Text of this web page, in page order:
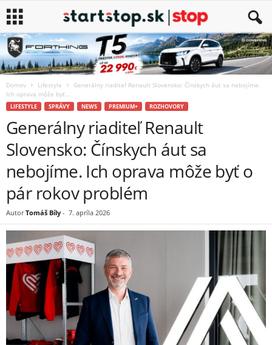
Domov Lifestyle
Generálny riaditeľ Renault Slovensko: Čínskych áut sa nebojíme.
Ich oprava môže byť...
LIFESTYLE SPRÁVY NEWS PREMIUM+ ROZHOVORY
Generálny riaditeľ Renault
Slovensko: Čínskych áut sa
nebojíme. Ich oprava môže byť o
pár rokov problém
Autor Tomáš Bíly - 7. apríla 2026